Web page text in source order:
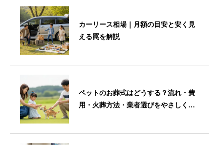
カーリース相場｜月額の目安と安く見
える罠を解説
ペットのお葬式はどうする？流れ・費
用・火葬方法・業者選びをやさしく解